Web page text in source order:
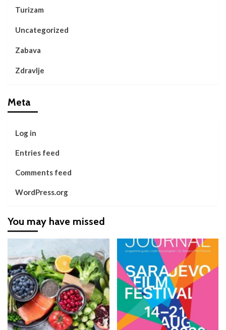
Turizam
Uncategorized
Zabava
Zdravlje
Meta
Log in
Entries feed
Comments feed
WordPress.org
You may have missed